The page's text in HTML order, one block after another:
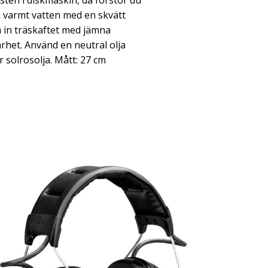
vatten med en skvätt
in träskaftet med jämna
Använd en neutral olja
solrosolja. Mått: 27 cm